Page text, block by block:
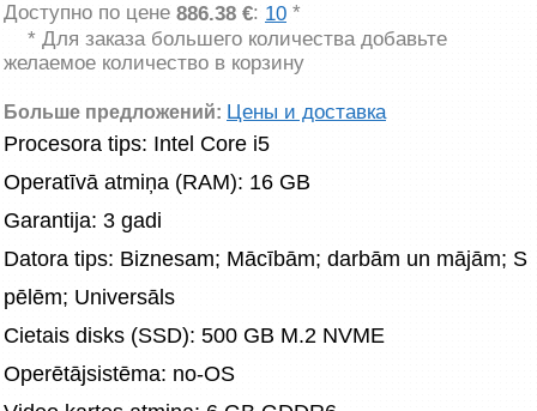
Доступно по цене 886.38 €: 10 *
* Для заказа большего количества добавьте
желаемое количество в корзину
Больше предложений: Цены и доставка
Procesora tips: Intel Core i5
Operatīvā atmiņa (RAM): 16 GB
Garantija: 3 gadi
Datora tips: Biznesam; Mācībām; darbām un mājām; S
pēlēm; Universāls
Cietais disks (SSD): 500 GB M.2 NVME
Operētājsistēma: no-OS